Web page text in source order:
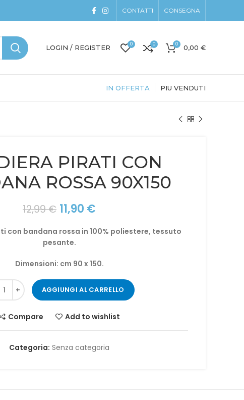
CONTATTI CONSEGNA
LOGIN / REGISTER 0 0 0 0,00 €
IN OFFERTA PIU VENDUTI
PIRATI CON
ROSSA 90X150
12,99€ Il
originale
era:
12,99 €.
11,90 €
attuale
11,90 €.
con bandana rossa in 100% poliestere, tessuto
pesante.
Dimensioni: cm 90 x 150.
AGGIUNGI AL CARRELLO
Compare Add to wishlist
Categoria: Senza categoria